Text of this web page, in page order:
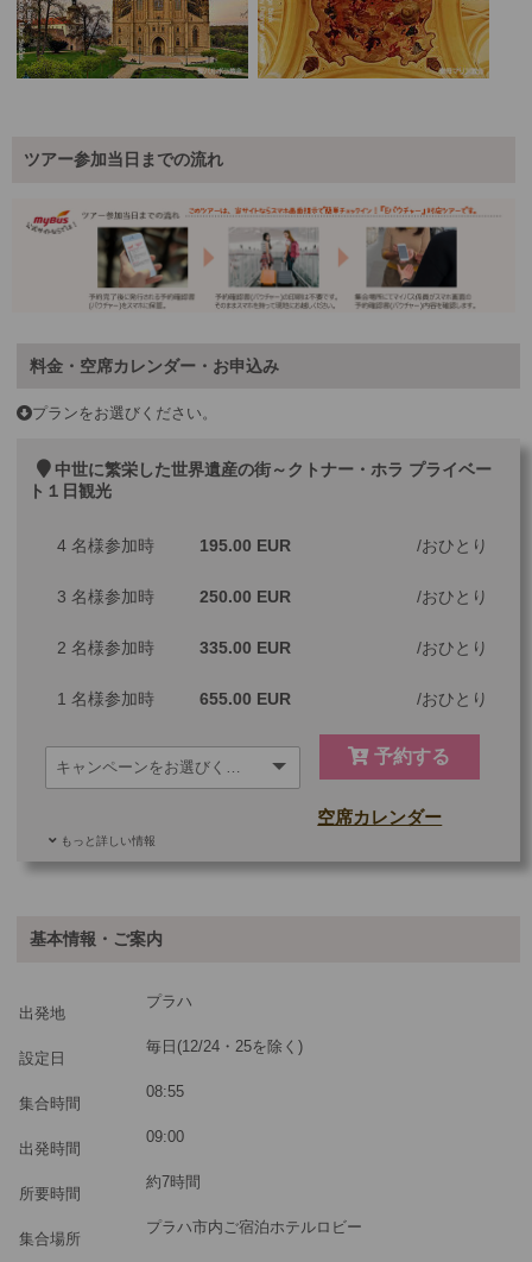
ツアー参加当日までの流れ
料金・空席カレンダー・お申込み
プランをお選びください。
中世に繁栄した世界遺産の街～クトナー・ホラ プライベー
ト１日観光
4 名様参加時 195.00 EUR おひとり
3 名様参加時 250.00 EUR おひとり
2 名様参加時 335.00 EUR おひとり
1 名様参加時 655.00 EUR おひとり
予約する
もっと詳しい情報
空席カレンダー
ツアーコード
※料金：大人・子供2歳以上共通
基本情報・ご案内
出発地
プラハ
設定日
毎日(12/24・25を除く)
集合時間
08:55
出発時間
09:00
所要時間
約7時間
集合場所
プラハ市内ご宿泊ホテルロビー